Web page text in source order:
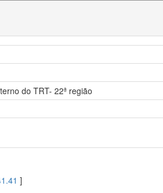
do TRT- 22ª região
]